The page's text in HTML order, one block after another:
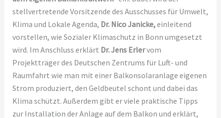
stellvertretende Vorsitzende des Ausschusses für Umwelt,
Klima und Lokale Agenda, Dr. Nico Janicke,einleitend
vorstellen, wie Sozialer Klimaschutz in Bonn umgesetzt
wird. Im Anschluss erklärt Dr. Jens Erlervom
Projektträger des Deutschen Zentrums für Luft- und
Raumfahrt wie man mit einer Balkonsolaranlage eigenen
Strom produziert, den Geldbeutel schont und dabei das
Klima schützt. Außerdem gibt er viele praktische Tipps
zur Installation der Anlage auf dem Balkon und erklärt,